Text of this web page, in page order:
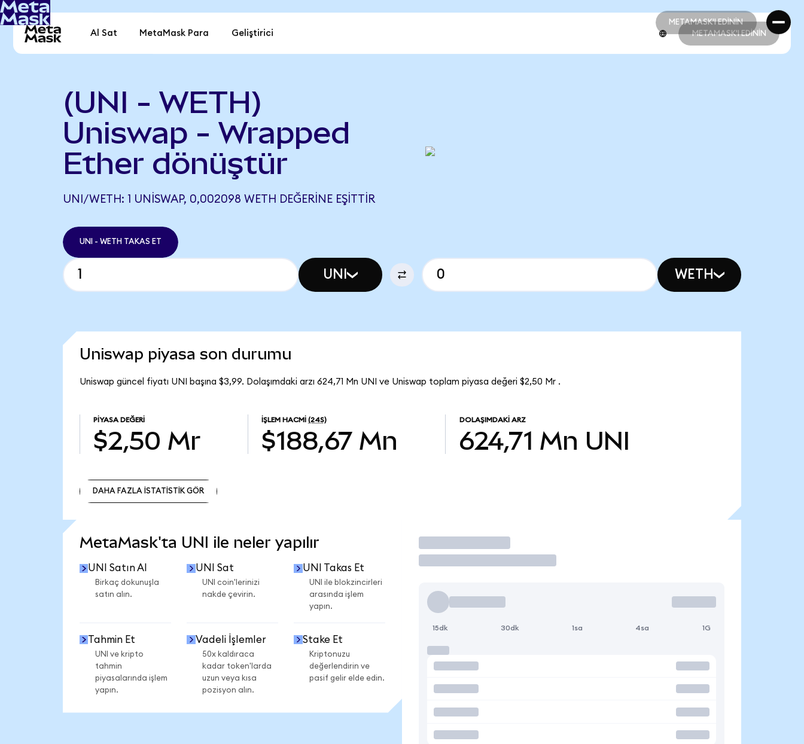
METAMASK'I EDİNİN
METAMASK'I EDİNİN
Al Sat MetaMask Para Geliştirici METAMASK'I EDİNİN
(UNI - WETH)
Uniswap - Wrapped
Ether dönüştür
UNI/WETH: 1 UNISWAP, 0,002098 WETH DEĞERINE EŞITTIR
UNI - WETH TAKAS ET
UNI WETH
Uniswap piyasa son durumu
Uniswap güncel fiyatı UNI başına $3,99. Dolaşımdaki arzı 624,71 Mn UNI ve Uniswap toplam piyasa değeri $2,50 Mr .
PIYASA DEĞERI
$2,50 Mr
İŞLEM HACMI (24S)
$188,67 Mn
DOLAŞIMDAKI ARZ
624,71 Mn UNI
DAHA FAZLA İSTATİSTİK GÖR
MetaMask'ta UNI ile neler yapılır
UNI Satın Al
Birkaç dokunuşla
satın alın.
UNI Sat
UNI coin'lerinizi
nakde çevirin.
UNI Takas Et
UNI ile blokzincirleri
arasında işlem
yapın.
Tahmin Et
UNI ve kripto
tahmin
piyasalarında işlem
yapın.
Vadeli İşlemler
50x kaldıraca
kadar token'larda
uzun veya kısa
pozisyon alın.
Stake Et
Kriptonuzu
değerlendirin ve
pasif gelir elde edin.
İşlem Yap
15dk 30dk 1sa 4sa 1G